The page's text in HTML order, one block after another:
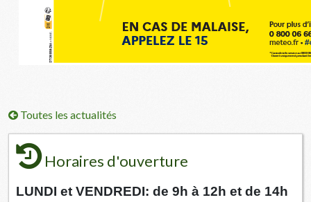
Toutes les actualités
Horaires d'ouverture
LUNDI et VENDREDI: de 9h à 12h et de 14h